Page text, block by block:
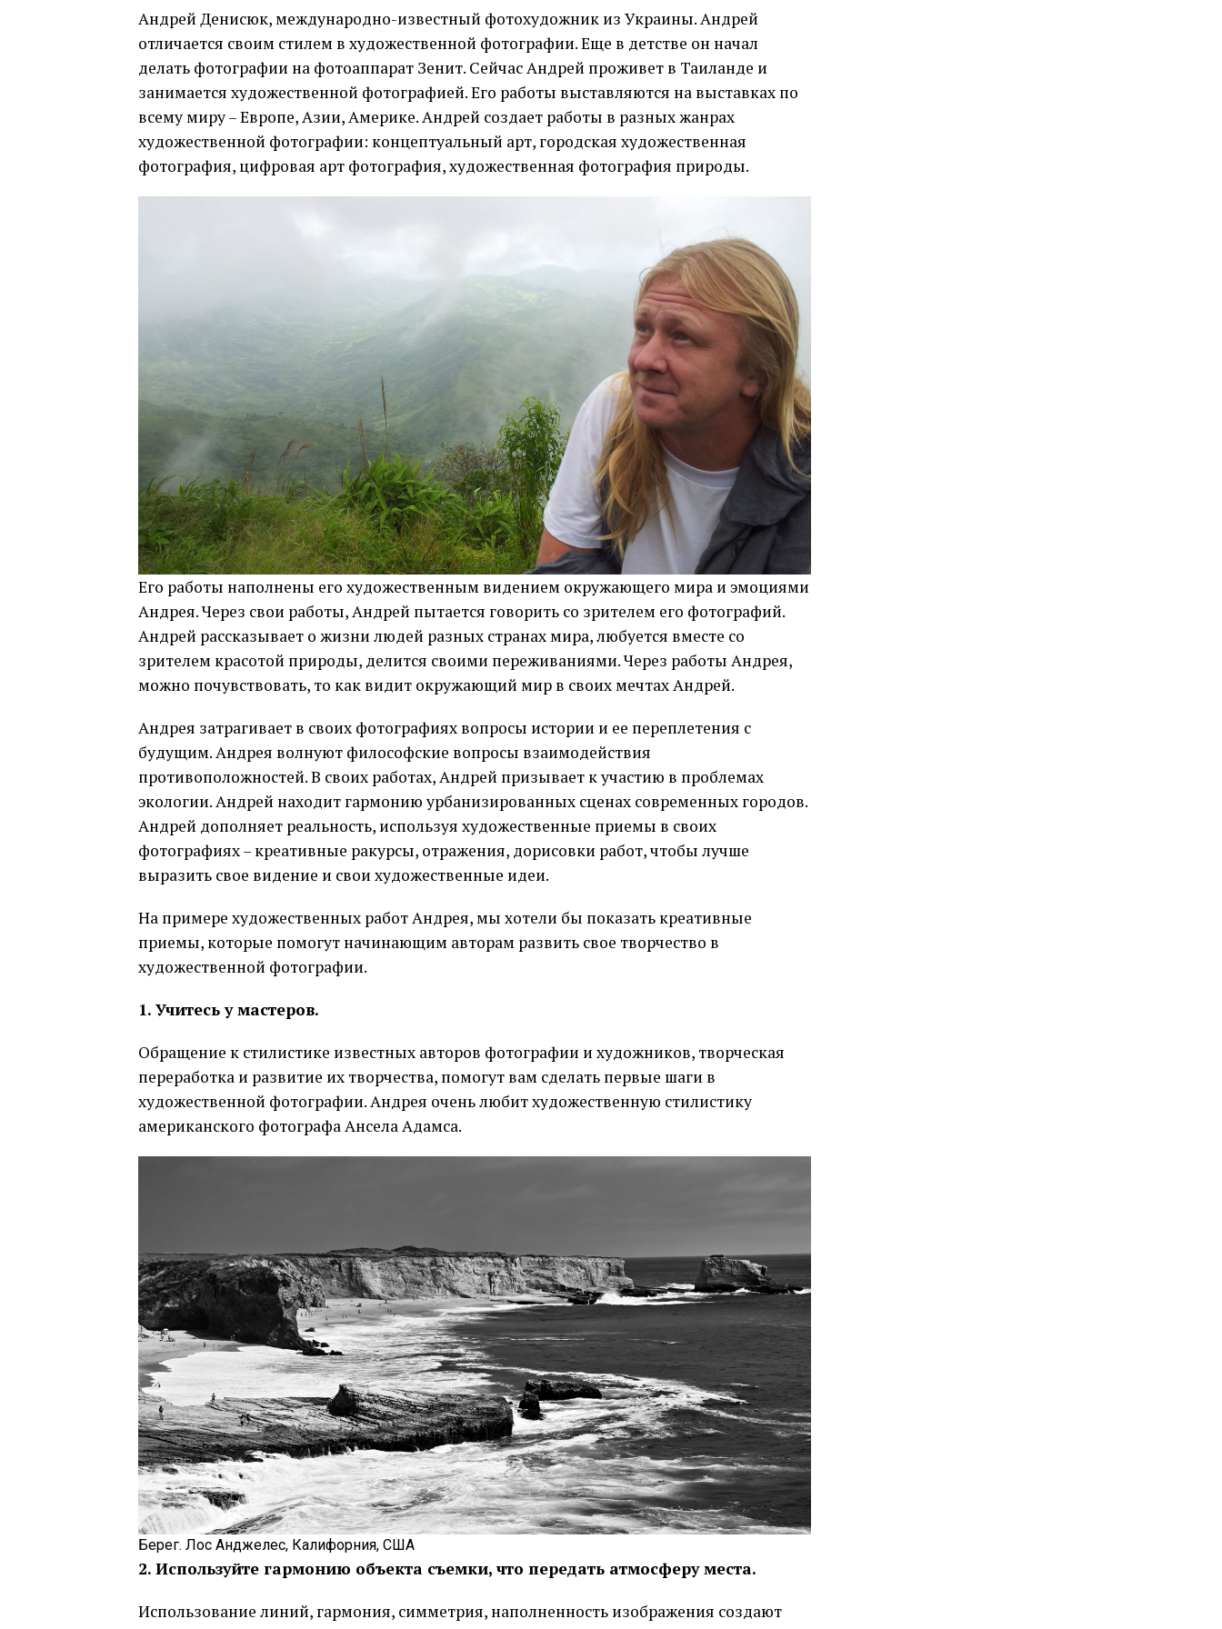
Андрей Денисюк, международно-известный фотохудожник из Украины. Андрей
отличается своим стилем в художественной фотографии. Еще в детстве он начал
делать фотографии на фотоаппарат Зенит. Сейчас Андрей проживет в Таиланде и
занимается художественной фотографией. Его работы выставляются на выставках по
всему миру – Европе, Азии, Америке. Андрей создает работы в разных жанрах
художественной фотографии: концептуальный арт, городская художественная
фотография, цифровая арт фотография, художественная фотография природы.
Его работы наполнены его художественным видением окружающего мира и эмоциями
Андрея. Через свои работы, Андрей пытается говорить со зрителем его фотографий.
Андрей рассказывает о жизни людей разных странах мира, любуется вместе со
зрителем красотой природы, делится своими переживаниями. Через работы Андрея,
можно почувствовать, то как видит окружающий мир в своих мечтах Андрей.
Андрея затрагивает в своих фотографиях вопросы истории и ее переплетения с
будущим. Андрея волнуют философские вопросы взаимодействия
противоположностей. В своих работах, Андрей призывает к участию в проблемах
экологии. Андрей находит гармонию урбанизированных сценах современных городов.
Андрей дополняет реальность, используя художественные приемы в своих
фотографиях – креативные ракурсы, отражения, дорисовки работ, чтобы лучше
выразить свое видение и свои художественные идеи.
На примере художественных работ Андрея, мы хотели бы показать креативные
приемы, которые помогут начинающим авторам развить свое творчество в
художественной фотографии.
1. Учитесь у мастеров.
Обращение к стилистике известных авторов фотографии и художников, творческая
переработка и развитие их творчества, помогут вам сделать первые шаги в
художественной фотографии. Андрея очень любит художественную стилистику
американского фотографа Ансела Адамса.
Берег. Лос Анджелес, Калифорния, США
2. Используйте гармонию объекта съемки, что передать атмосферу места.
Использование линий, гармония, симметрия, наполненность изображения создают